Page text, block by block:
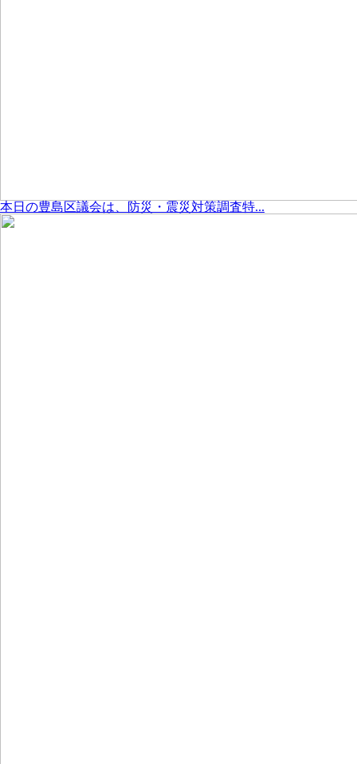
本日の豊島区議会は、防災・震災対策調査特...